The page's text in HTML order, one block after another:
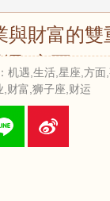
財富的雙
_方面
遇,生活,星座,方面,
财富,狮子座,财运